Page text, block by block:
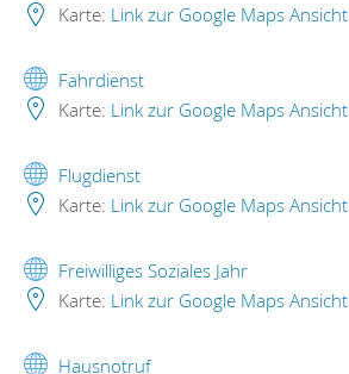
Karte: Link zur Google Maps Ansicht
Fahrdienst
Karte: Link zur Google Maps Ansicht
Flugdienst
Karte: Link zur Google Maps Ansicht
Freiwilliges Soziales Jahr
Karte: Link zur Google Maps Ansicht
Hausnotruf